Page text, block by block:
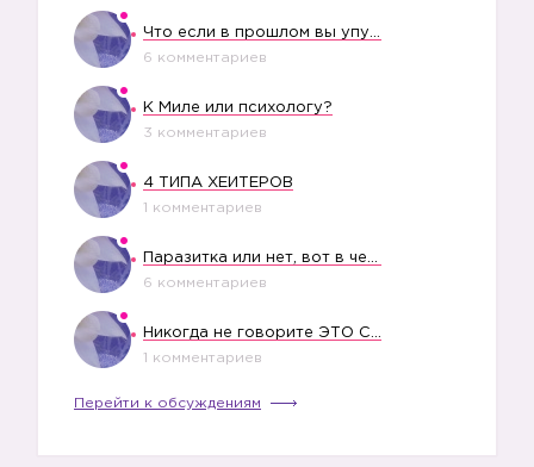
6 комментариев
К Миле или психологу?
3 комментариев
4 ТИПА ХЕЙТЕРОВ
1 комментариев
6 комментариев
1 комментариев
Перейти к обсуждениям